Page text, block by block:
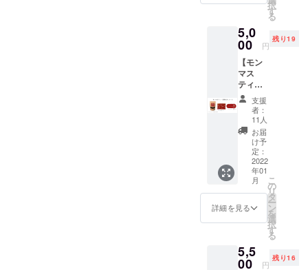
度
100℃
・サイ
ズ 直
径82×高
195mm
*デザイ
ンは多
少変更
になる
場合が
ありま
す。
ラーに
ついて
・容量
500ml
・素材
フ
タ：ポ
リプロ
ピレン
本
体：ポ
リプロ
ピレン
カ
バー：
AS樹脂
EVA樹
脂
択
す
る
5,0
00 円
残り19
【モン
マス
ティー
茶葉 お
試し
コー
ス】 ・
モンマ
スブレ
ンド
茶葉
120g（
約10杯
分） ・
ポスト
カード
m×148
mm)
支援
者：
11人
お届
け予
定：
2022
年01
月
詳細を見る
こ
の
リ
タ
ー
ン
を
選
択
す
る
5,5
00 円
残り16